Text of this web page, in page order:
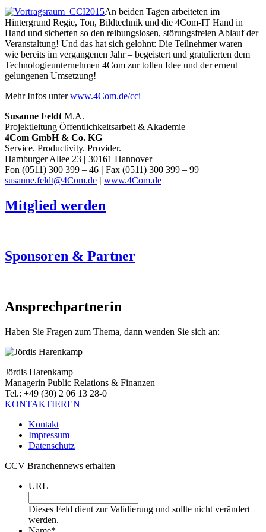
An beiden Tagen arbeiteten im
Hintergrund Regie, Ton, Bildtechnik und die 4Com-IT Hand in
Hand und sicherten so den reibungslosen, störungsfreien Ablauf der
Veranstaltung! Und das hat sich gelohnt: Die Teilnehmer waren –
wie bereits im vergangenen Jahr – begeistert und gratulierten dem
Technologieunternehmen 4Com zur tollen Idee und der erneut
gelungenen Umsetzung!
Mehr Infos unterwww.4Com.de/cci
Susanne Feldt M.A.
Projektleitung Öffentlichkeitsarbeit & Akademie
4Com GmbH & Co. KG
Service. Productivity. Provider.
Hamburger Allee 23 | 30161 Hannover
Fon (0511) 300 399 – 46 | Fax (0511) 300 399 – 99
susanne.feldt@4Com.de | www.4Com.de
Mitglied werden
Sponsoren & Partner
Ansprechpartnerin
Haben Sie Fragen zum Thema, dann wenden Sie sich an:
Jördis Harenkamp
Managerin Public Relations & Finanzen
Tel.: +49 (30) 2 06 13 28-0
KONTAKTIEREN
Kontakt
Impressum
Datenschutz
CCV Branchennews erhalten
URL
Dieses Feld dient zur Validierung und sollte nicht verändert
werden.